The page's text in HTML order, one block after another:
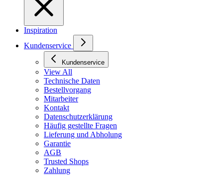
Inspiration
Kundenservice
Kundenservice
View All
Technische Daten
Bestellvorgang
Mitarbeiter
Kontakt
Datenschutzerklärung
Häufig gestellte Fragen
Lieferung und Abholung
Garantie
AGB
Trusted Shops
Zahlung